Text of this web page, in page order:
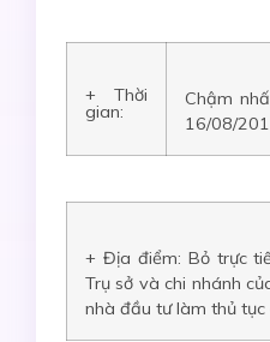
+ Thời
gian:
Chậm
16/08/
+ Địa điểm: Bỏ trực
Trụ sở và chi nhánh
nhà đầu tư làm thủ